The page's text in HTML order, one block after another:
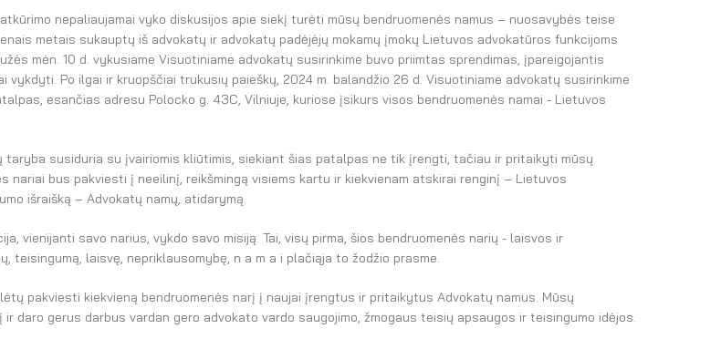
nepaliaujamai vyko diskusijos apie siekį turėti mūsų bendruomenės namus – nuosavybės teise
metais sukauptų iš advokatų ir advokatų padėjėjų mokamų įmokų Lietuvos advokatūros funkcijoms
mėn. 10 d. vykusiame Visuotiniame advokatų susirinkime buvo priimtas sprendimas, įpareigojantis
Po ilgai ir kruopščiai trukusių paieškų, 2024 m. balandžio 26 d. Visuotiniame advokatų susirinkime
esančias adresu Polocko g. 43C, Vilniuje, kuriose įsikurs visos bendruomenės namai - Lietuvos
susiduria su įvairiomis kliūtimis, siekiant šias patalpas ne tik įrengti, tačiau ir pritaikyti mūsų
nariai bus pakviesti į neeilinį, reikšmingą visiems kartu ir kiekvienam atskirai renginį – Lietuvos
išraišką – Advokatų namų, atidarymą.
vienijanti savo narius, vykdo savo misiją. Tai, visų pirma, šios bendruomenės narių - laisvos ir
laisvę, nepriklausomybę, n a m a i plačiąja to žodžio prasme.
pakviesti kiekvieną bendruomenės narį į naujai įrengtus ir pritaikytus Advokatų namus. Mūsų
daro gerus darbus vardan gero advokato vardo saugojimo, žmogaus teisių apsaugos ir teisingumo idėjos.